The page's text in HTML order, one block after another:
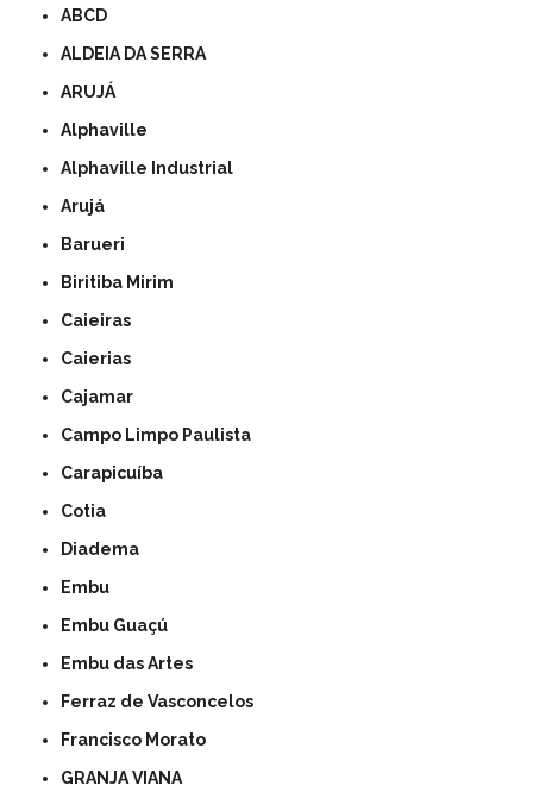
ABCD
ALDEIA DA SERRA
ARUJÁ
Alphaville
Alphaville Industrial
Arujá
Barueri
Biritiba Mirim
Caieiras
Caierias
Cajamar
Campo Limpo Paulista
Carapicuíba
Cotia
Diadema
Embu
Embu Guaçú
Embu das Artes
Ferraz de Vasconcelos
Francisco Morato
GRANJA VIANA